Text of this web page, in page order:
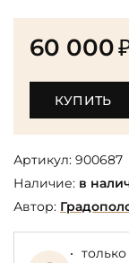
60 000
КУПИТЬ
Артикул: 900687
Наличие: в
Автор: